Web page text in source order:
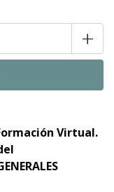
+
Virtual.